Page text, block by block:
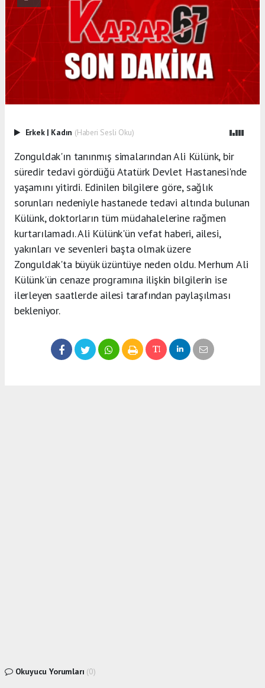
Erkek | Kadın (Haberi Sesli Oku)
Zonguldak'ın tanınmış simalarından Ali Külünk, bir
süredir tedavi gördüğü Atatürk Devlet Hastanesi'nde
yaşamını yitirdi. Edinilen bilgilere göre, sağlık
sorunları nedeniyle hastanede tedavi altında bulunan
Külünk, doktorların tüm müdahalelerine rağmen
kurtarılamadı. Ali Külünk'ün vefat haberi, ailesi,
yakınları ve sevenleri başta olmak üzere
Zonguldak'ta büyük üzüntüye neden oldu. Merhum Ali
Külünk'ün cenaze programına ilişkin bilgilerin ise
ilerleyen saatlerde ailesi tarafından paylaşılması
bekleniyor.
Okuyucu Yorumları (0)